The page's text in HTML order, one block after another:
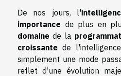
De nos jours, l'
importance de plus en
domaine de la
croissante de
simplement une mode
reflet d'une évolution